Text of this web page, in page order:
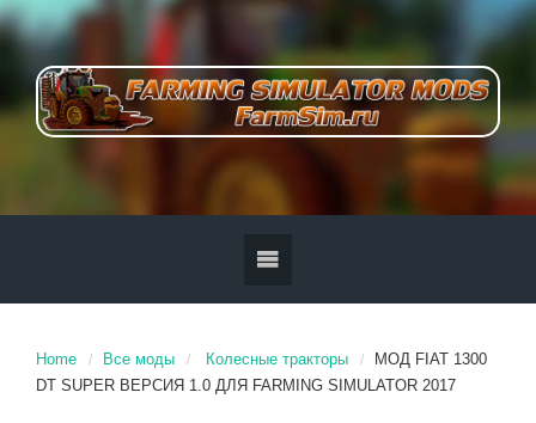
Home Все моды Колесные тракторы
МОД FIAT 1300
DT SUPER ВЕРСИЯ 1.0 ДЛЯ FARMING SIMULATOR 2017